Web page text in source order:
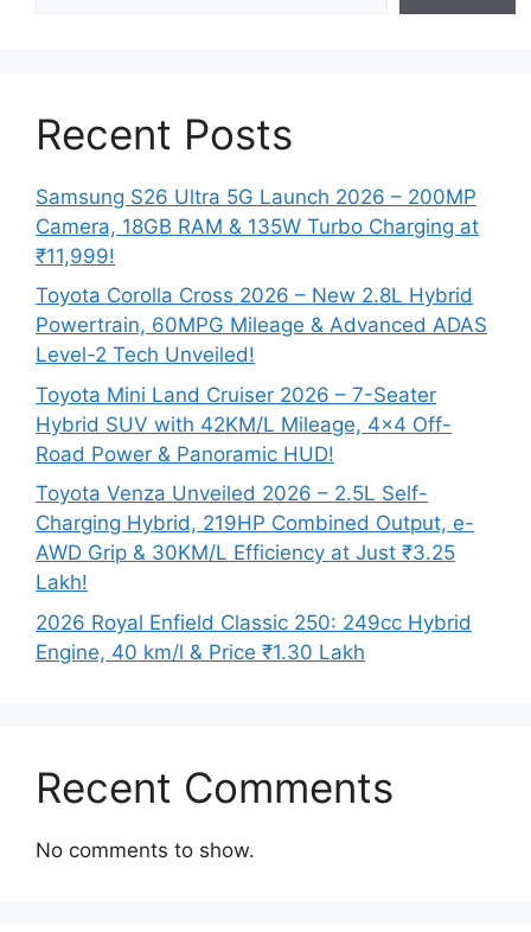
Recent Posts
Samsung S26 Ultra 5G Launch 2026 – 200MP
Camera, 18GB RAM & 135W Turbo Charging at
₹11,999!
Toyota Corolla Cross 2026 – New 2.8L Hybrid
Powertrain, 60MPG Mileage & Advanced ADAS
Level-2 Tech Unveiled!
Toyota Mini Land Cruiser 2026 – 7-Seater
Hybrid SUV with 42KM/L Mileage, 4×4 Off-
Road Power & Panoramic HUD!
Toyota Venza Unveiled 2026 – 2.5L Self-
Charging Hybrid, 219HP Combined Output, e-
AWD Grip & 30KM/L Efficiency at Just ₹3.25
Lakh!
2026 Royal Enfield Classic 250: 249cc Hybrid
Engine, 40 km/l & Price ₹1.30 Lakh
Recent Comments
No comments to show.